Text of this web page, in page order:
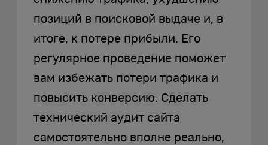
позиций в поисковой выдаче и, в
итоге, к потере прибыли. Его
регулярное проведение поможет
вам избежать потери трафика и
повысить конверсию. Сделать
технический аудит сайта
самостоятельно вполне реально,